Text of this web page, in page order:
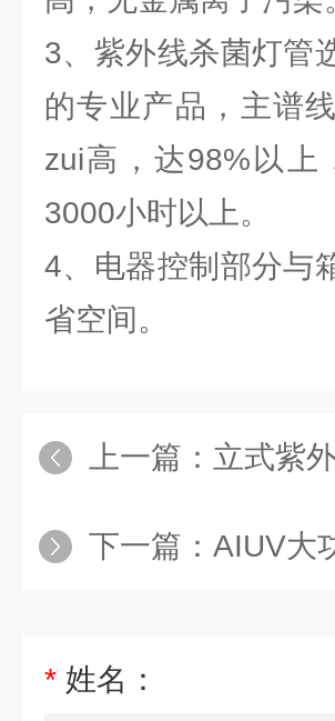
3、紫外线杀菌灯管
的专业产品，主谱
zui高，达98%以上
3000小时以上
4、电器控制部分与
省空间。
上一篇： 立式紫
下一篇： AIUV大
* 姓名：